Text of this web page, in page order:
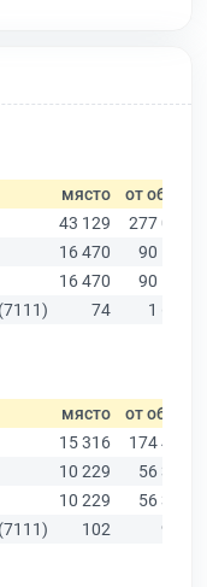
място от общо
43 129
277 019
16 470
90 178
16 470
90 178
74 1 672
място от общо
15 316
174 403
10 229
56 378
10 229
56 378
102 947